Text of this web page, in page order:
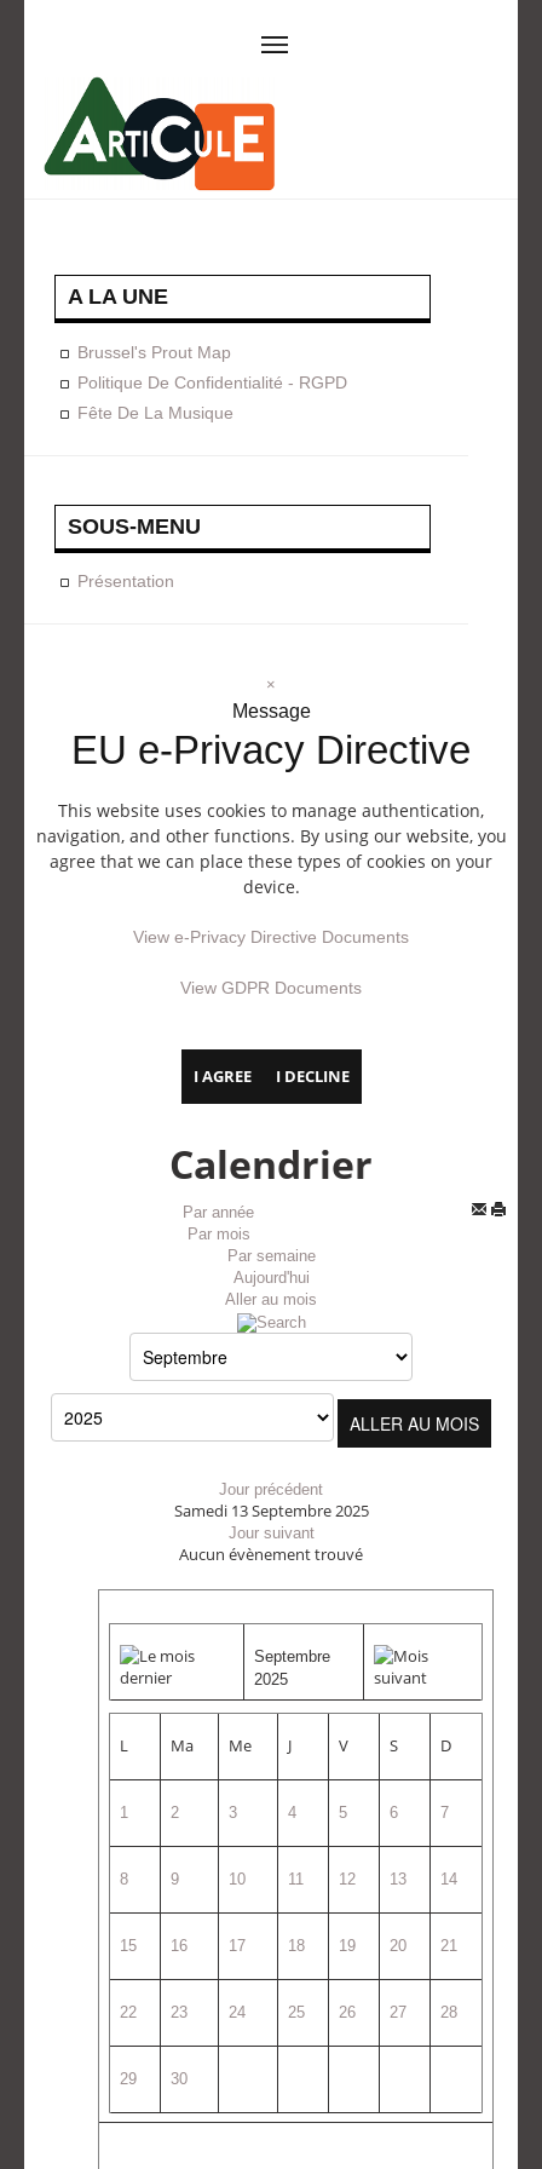
ARTICULE ASBL
Présentation
Concerts
Expositions
Design For Everyone
Publications
FORMATION
Programmées
A La Demande
A LA UNE
Brussel's Prout Map
Politique De Confidentialité - RGPD
Fête De La Musique
SOUS-MENU
Présentation
×
Message
EU e-Privacy Directive
This website uses cookies to manage authentication,
navigation, and other functions. By using our website, you
agree that we can place these types of cookies on your
device.
View e-Privacy Directive Documents
View GDPR Documents
I AGREE I DECLINE
Calendrier
Par année
Par mois
Par semaine
Aujourd'hui
Aller au mois
ALLER AU MOIS
Jour précédent
Samedi 13 Septembre 2025
Jour suivant
Aucun évènement trouvé
Septembre
2025
L Ma Me J V S D
1 2 3 4 5 6 7
8 9 10 11 12 13 14
15 16 17 18 19 20 21
22 23 24 25 26 27 28
29 30